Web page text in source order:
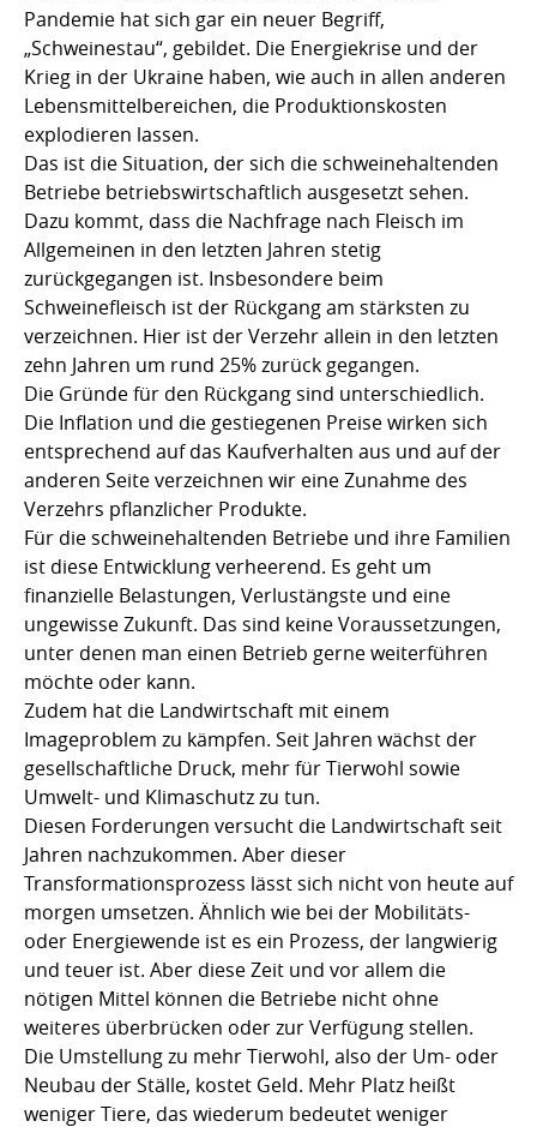
Pandemie hat sich gar ein neuer Begriff,
„Schweinestau“, gebildet. Die Energiekrise und der
Krieg in der Ukraine haben, wie auch in allen anderen
Lebensmittelbereichen, die Produktionskosten
explodieren lassen.
Das ist die Situation, der sich die schweinehaltenden
Betriebe betriebswirtschaftlich ausgesetzt sehen.
Dazu kommt, dass die Nachfrage nach Fleisch im
Allgemeinen in den letzten Jahren stetig
zurückgegangen ist. Insbesondere beim
Schweinefleisch ist der Rückgang am stärksten zu
verzeichnen. Hier ist der Verzehr allein in den letzten
zehn Jahren um rund 25% zurück gegangen.
Die Gründe für den Rückgang sind unterschiedlich.
Die Inflation und die gestiegenen Preise wirken sich
entsprechend auf das Kaufverhalten aus und auf der
anderen Seite verzeichnen wir eine Zunahme des
Verzehrs pflanzlicher Produkte.
Für die schweinehaltenden Betriebe und ihre Familien
ist diese Entwicklung verheerend. Es geht um
finanzielle Belastungen, Verlustängste und eine
ungewisse Zukunft. Das sind keine Voraussetzungen,
unter denen man einen Betrieb gerne weiterführen
möchte oder kann.
Zudem hat die Landwirtschaft mit einem
Imageproblem zu kämpfen. Seit Jahren wächst der
gesellschaftliche Druck, mehr für Tierwohl sowie
Umwelt- und Klimaschutz zu tun.
Diesen Forderungen versucht die Landwirtschaft seit
Jahren nachzukommen. Aber dieser
Transformationsprozess lässt sich nicht von heute auf
morgen umsetzen. Ähnlich wie bei der Mobilitäts-
oder Energiewende ist es ein Prozess, der langwierig
und teuer ist. Aber diese Zeit und vor allem die
nötigen Mittel können die Betriebe nicht ohne
weiteres überbrücken oder zur Verfügung stellen.
Die Umstellung zu mehr Tierwohl, also der Um- oder
Neubau der Ställe, kostet Geld. Mehr Platz heißt
weniger Tiere, das wiederum bedeutet weniger